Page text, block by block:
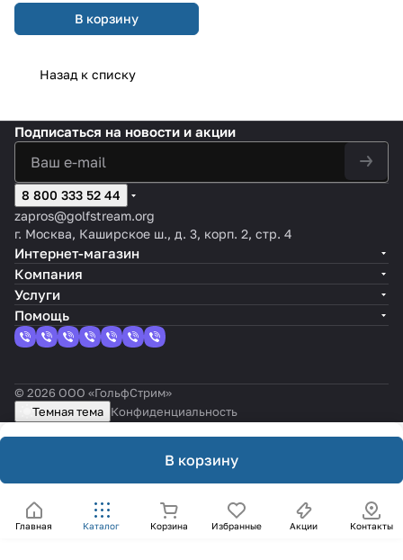
В корзину
Назад к списку
В корзину
Главная Каталог Корзина Избранные Акции Контакты
Подписаться на новости и акции
8 800 333 52 44
zapros@golfstream.org
г. Москва, Каширское ш., д. 3, корп. 2, стр. 4
Интернет-магазин
Компания
Услуги
Помощь
© 2026 ООО «ГольфСтрим»
Темная тема Конфиденциальность